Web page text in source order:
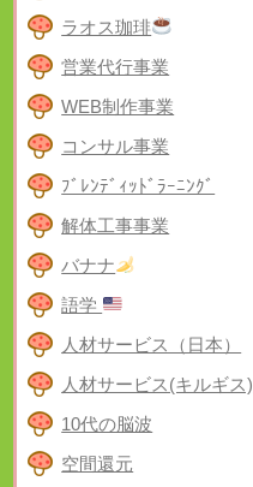
ラオス珈琲
営業代行事業
WEB制作事業
コンサル事業
ﾌﾞﾚﾝﾃﾞｨｯﾄﾞﾗｰﾆﾝｸﾞ
解体工事事業
バナナ
語学
人材サービス（日本）
人材サービス(キルギス)
10代の脳波
空間還元